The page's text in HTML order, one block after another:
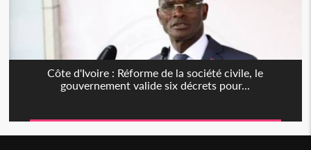
Côte d'Ivoire : Réforme de la société civile, le
gouvernement valide six décrets pour...